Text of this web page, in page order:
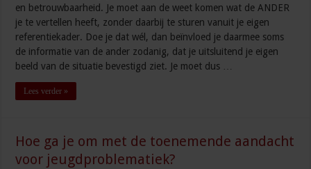
en betrouwbaarheid. Je moet aan de weet komen wat de ANDER
je te vertellen heeft, zonder daarbij te sturen vanuit je eigen
referentiekader. Doe je dat wél, dan beïnvloed je daarmee soms
de informatie van de ander zodanig, dat je uitsluitend je eigen
beeld van de situatie bevestigd ziet. Je moet dus …
Lees verder »
Hoe ga je om met de toenemende aandacht
voor jeugdproblematiek?